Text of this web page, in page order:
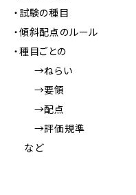
・試験の種目
・傾斜配点のルール
・種目ごとの
→ねらい
→要領
→配点
→評価規準
など